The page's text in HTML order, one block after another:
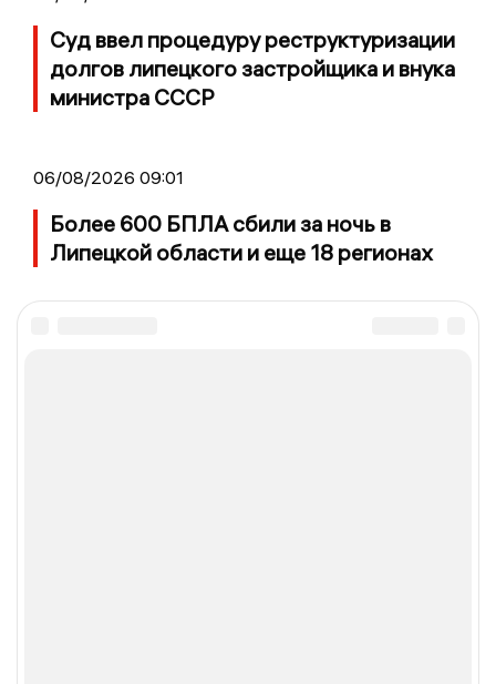
Суд ввел процедуру реструктуризации
долгов липецкого застройщика и внука
министра СССР
06/08/2026 09:01
Более 600 БПЛА сбили за ночь в
Липецкой области и еще 18 регионах